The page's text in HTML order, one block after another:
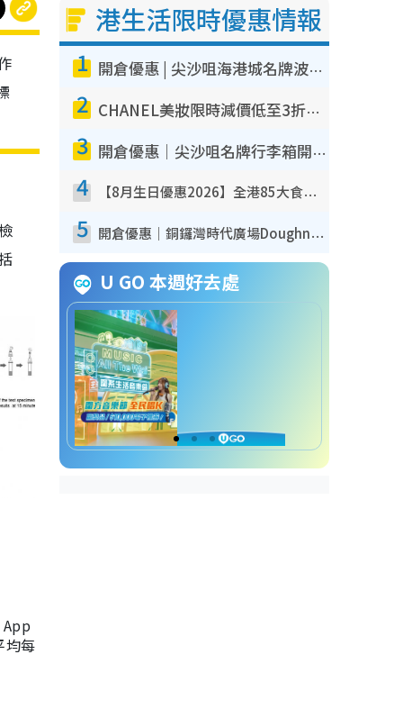
均每
港生活限時優惠情報
1 開倉優惠 | 尖沙咀海港城名牌波鞋開倉低至1折！On鞋$899起／Joy&Peace鞋履$98起
2 CHANEL美妝限時減價低至3折！人氣粉底/唇膏/精華液低至$275！COCO香水都有平
3 開倉優惠｜尖沙咀名牌行李箱開倉低至4折！一連5日 American Tourister/ace./Hallmark $200起！
4 【8月生日優惠2026】全港85大食買玩著數攻略 自助餐/火鍋放題同行免費＋誠品/DONKI送現金券
5 開倉優惠｜銅鑼灣時代廣場Doughnut/Campo Marzio開倉低至1折！背囊、書包、手袋劈價$200起
U GO 本週好去處